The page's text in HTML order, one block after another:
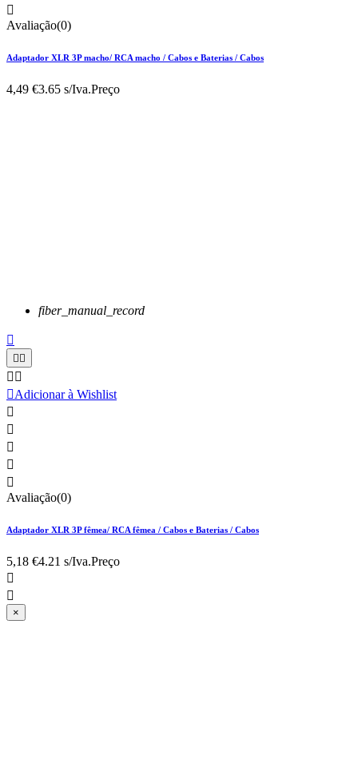

Avaliação(0)
Adaptador XLR 3P macho/ RCA macho / Cabos e Baterias / Cabos
4,49 €3.65 s/Iva.Preço
fiber_manual_record

 
 
Adicionar à Wishlist





Avaliação(0)
Adaptador XLR 3P fêmea/ RCA fêmea / Cabos e Baterias / Cabos
5,18 €4.21 s/Iva.Preço


×